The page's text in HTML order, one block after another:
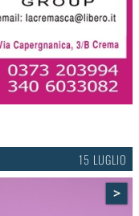
15 LUGLIO
>